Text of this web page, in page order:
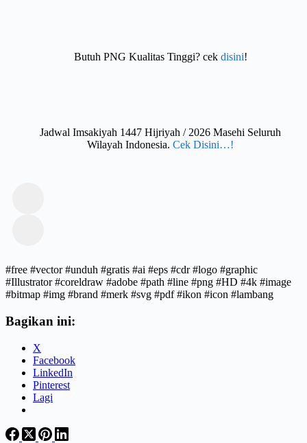
Butuh PNG Kualitas Tinggi? cek disini!
Jadwal Imsakiyah 1447 Hijriyah / 2026 Masehi Seluruh
Wilayah Indonesia. Cek Disini…!
#free #vector #unduh #gratis #ai #eps #cdr #logo #graphic
#Illustrator #coreldraw #adobe #path #line #png #HD #4k #image
#bitmap #img #brand #merk #svg #pdf #ikon #icon #lambang
Bagikan ini:
X
Facebook
LinkedIn
Pinterest
Lagi